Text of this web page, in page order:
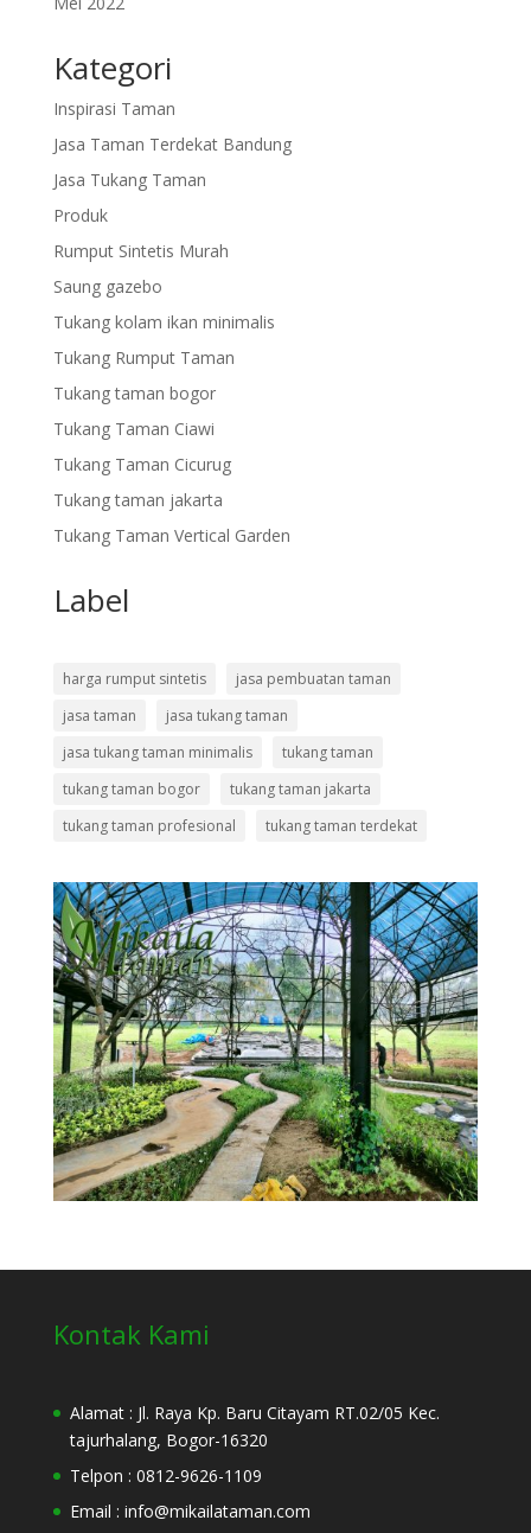
Kategori
Inspirasi Taman
Jasa Taman Terdekat Bandung
Jasa Tukang Taman
Produk
Rumput Sintetis Murah
Saung gazebo
Tukang kolam ikan minimalis
Tukang Rumput Taman
Tukang taman bogor
Tukang Taman Ciawi
Tukang Taman Cicurug
Tukang taman jakarta
Tukang Taman Vertical Garden
Label
harga rumput sintetis
jasa pembuatan taman
jasa taman
jasa tukang taman
jasa tukang taman minimalis
tukang taman
tukang taman bogor
tukang taman jakarta
tukang taman profesional
tukang taman terdekat
Kontak Kami
Alamat : Jl. Raya Kp. Baru Citayam RT.02/05 Kec.
tajurhalang, Bogor-16320
Telpon : 0812-9626-1109
Email : info@mikailataman.com